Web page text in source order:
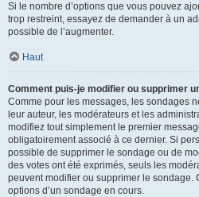
Si le nombre d’options que vous pouvez
trop restreint, essayez de demander à un
possible de l’augmenter.
Haut
Comment puis-je modifier ou supprimer
Comme pour les messages, les sondages
leur auteur, les modérateurs et les
modifiez tout simplement le premier
obligatoirement associé à ce dernier. Si
possible de supprimer le sondage ou de
des votes ont été exprimés, seuls les
peuvent modifier ou supprimer le sondage.
options d’un sondage en cours.